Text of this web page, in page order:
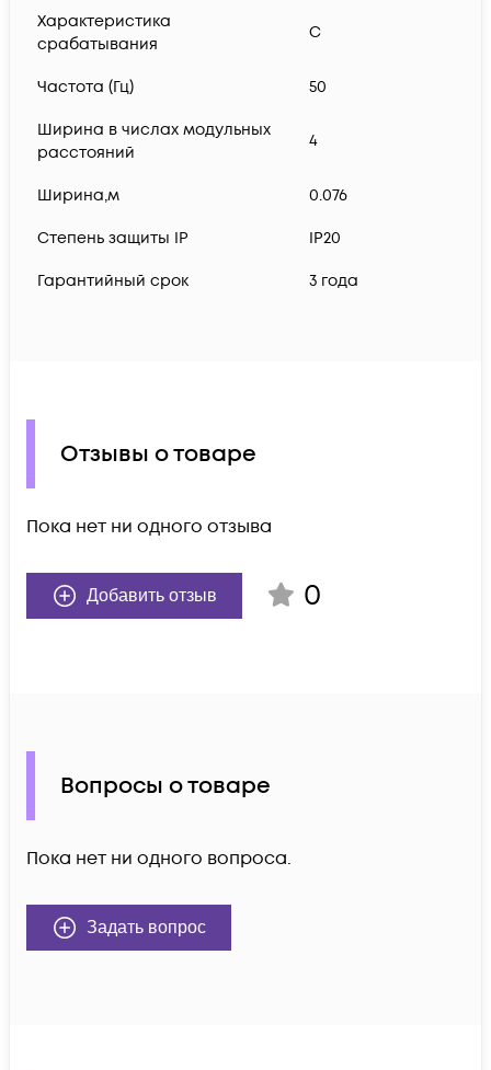
Характеристика
срабатывания
C
Частота (Гц) 50
Ширина в числах модульных
расстояний
4
Ширина,м 0.076
Степень защиты IP IP20
Гарантийный срок 3 года
Отзывы о товаре
Пока нет ни одного отзыва
Добавить отзыв 0
Вопросы о товаре
Пока нет ни одного вопроса.
Задать вопрос